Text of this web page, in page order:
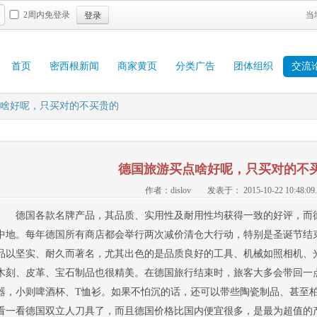
2周内免登录 登录 当
首页 密西根新闻 商家黄页 分类广告 团体组织 交流
好呢，只买对的不买贵的
德国旅游买点啥好呢，只买对的不
作者：dislov 发表于： 2015-10-22
德国各款名牌产品，其品质、实用性及耐用性均获得一致的好评，
地。每年德国所有商店都会举行两次减价清仓大行动，特别是圣诞节
以坚实、耐久而著名，尤其出色的是品质良好的工具、机械如照相机
刻、皮革、宝石制品也很精美。在德国旅行结束时，旅客大多会带回
，小则啤酒杯、T恤衫。如果不怕沉的话，还可以带些陶瓷制品、甚至
一看德国双立人刀具了，而且德国价格比国内便宜很多，是最为超值